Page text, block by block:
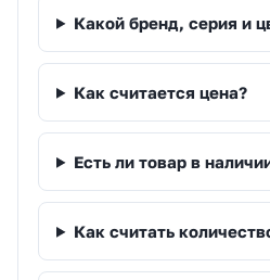
Какой бренд, серия и
Как считается цена?
Есть ли товар в
Как считать